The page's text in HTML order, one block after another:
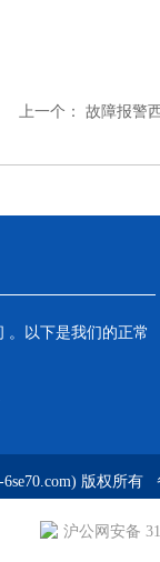
上一个： 故障报警
。以下是我们的正常
版权所有
沪公网安备